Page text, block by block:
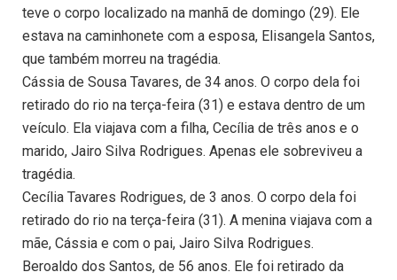
teve o corpo localizado na manhã de domingo (29). Ele
estava na caminhonete com a esposa, Elisangela Santos,
que também morreu na tragédia.
Cássia de Sousa Tavares, de 34 anos. O corpo dela foi
retirado do rio na terça-feira (31) e estava dentro de um
veículo. Ela viajava com a filha, Cecília de três anos e o
marido, Jairo Silva Rodrigues. Apenas ele sobreviveu a
tragédia.
Cecília Tavares Rodrigues, de 3 anos. O corpo dela foi
retirado do rio na terça-feira (31). A menina viajava com a
mãe, Cássia e com o pai, Jairo Silva Rodrigues.
Beroaldo dos Santos, de 56 anos. Ele foi retirado da